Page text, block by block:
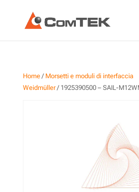
Home/ Morsetti e moduli di interfaccia
Weidmüller/ 1925390500 – SAIL-